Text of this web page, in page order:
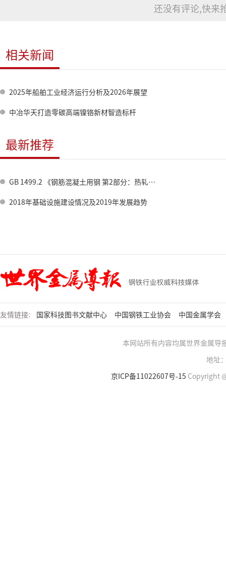
还没有评论,快来
相关新闻
2025年船舶工业经济运行分析及2026年展望
中冶华天打造零碳高端镍铬新材智造标杆
最新推荐
GB 1499.2 《钢筋混凝土用钢 第2部分：热轧带肋钢筋》标准修订情况
2018年基础设施建设情况及2019年发展趋势
友情链接: 国家科技图书文献中心 中国钢铁工业协会 中国金属学会
本网站所有内容均属世界金属导
地址
京ICP备11022607号-15 Copyright